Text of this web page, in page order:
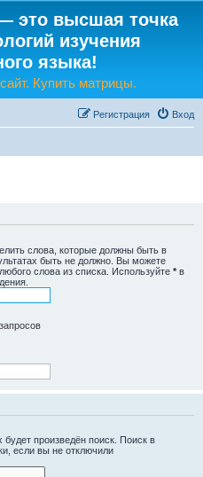
это высшая точка
изучения
языка!
Купить матрицы.
Вход
Регистрация
слова, которые должны быть в
быть не должно. Вы можете
слова из списка. Используйте * в
произведён поиск. Поиск в
если вы не отключили